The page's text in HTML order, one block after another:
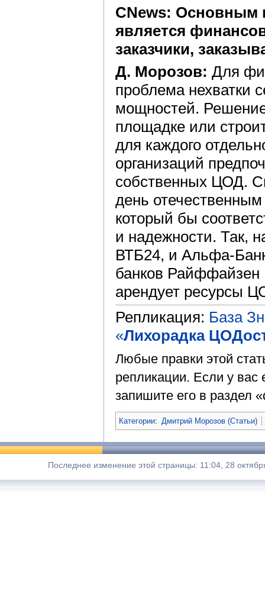
CNews: Основным
является
заказчики,
Д. Морозов: Для
проблема нехватки
мощностей.
площадке или
для каждого
организаций
собственных ЦОД.
день
который бы
и надежности. Так,
ВТБ24, и Альфа-
банков Райффайзен
арендует ресурсы
Репликация: База
«Лихорадка
Любые правки этой
репликации. Если у вас
запишите его в раздел
Категории: Дмитрий Морозов (Статьи)
Последнее изменение этой страницы: 11:04, 28